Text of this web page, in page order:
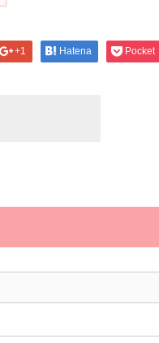
+1 Hatena Pocket